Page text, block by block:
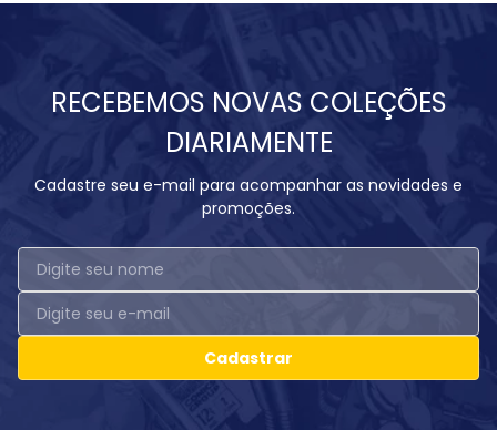
RECEBEMOS NOVAS COLEÇÕES
DIARIAMENTE
Cadastre seu e-mail para acompanhar as novidades e
promoções.
Cadastrar